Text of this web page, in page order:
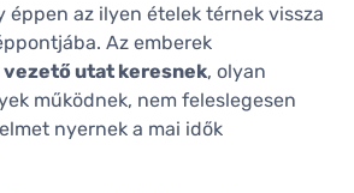
éppen az ilyen ételek térnek vissza
Az emberek
utat keresnek, olyan
működnek, nem feleslegesen
nyernek a mai idők